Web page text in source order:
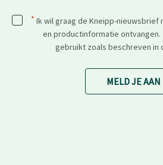
* Ik wil graag de Kneipp-nieuwsbrief
en productinformatie
gebruikt zoals beschreven in
MELD JE AAN